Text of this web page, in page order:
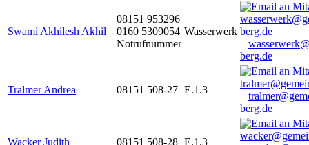
Swami Akhilesh Akhil
08151 953296
0160 5309054
Notrufnummer
Wasserwerk
berg.de
Tralmer Andrea 08151 508-27 E.1.3
berg.de
Wacker Judith 08151 508-28 E.1.3